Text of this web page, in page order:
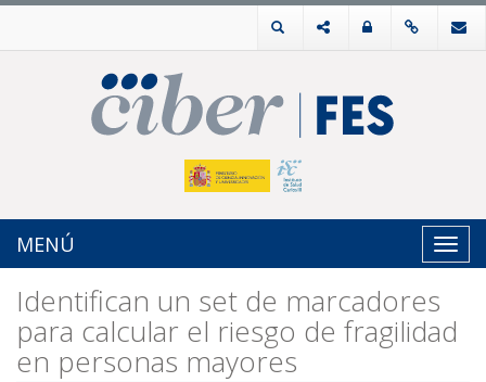
MENÚ
Identifican un set de marcadores
para calcular el riesgo de fragilidad
en personas mayores